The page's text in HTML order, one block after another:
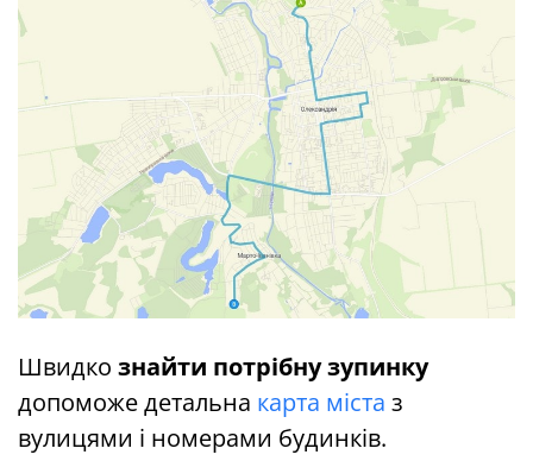
Швидко знайти потрібну зупинку
допоможе детальна карта міста з
вулицями і номерами будинків.